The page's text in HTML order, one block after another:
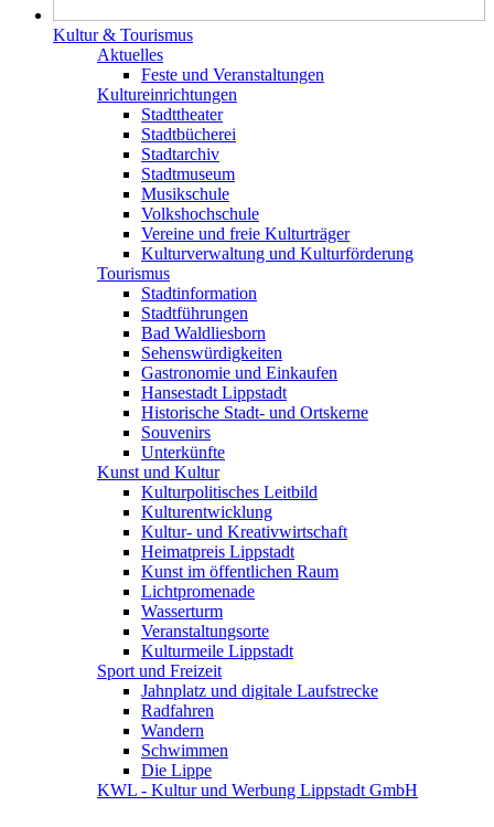
Kultur & Tourismus
Aktuelles
Feste und Veranstaltungen
Kultureinrichtungen
Stadttheater
Stadtbücherei
Stadtarchiv
Stadtmuseum
Musikschule
Volkshochschule
Vereine und freie Kulturträger
Kulturverwaltung und Kulturförderung
Tourismus
Stadtinformation
Stadtführungen
Bad Waldliesborn
Sehenswürdigkeiten
Gastronomie und Einkaufen
Hansestadt Lippstadt
Historische Stadt- und Ortskerne
Souvenirs
Unterkünfte
Kunst und Kultur
Kulturpolitisches Leitbild
Kulturentwicklung
Kultur- und Kreativwirtschaft
Heimatpreis Lippstadt
Kunst im öffentlichen Raum
Lichtpromenade
Wasserturm
Veranstaltungsorte
Kulturmeile Lippstadt
Sport und Freizeit
Jahnplatz und digitale Laufstrecke
Radfahren
Wandern
Schwimmen
Die Lippe
KWL - Kultur und Werbung Lippstadt GmbH